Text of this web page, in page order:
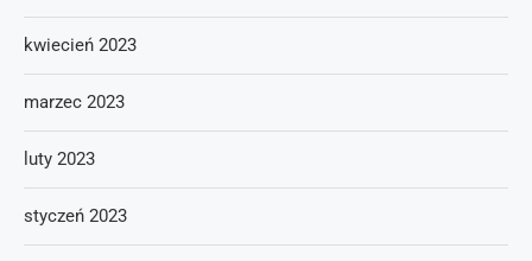
kwiecień 2023
marzec 2023
luty 2023
styczeń 2023